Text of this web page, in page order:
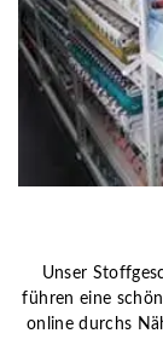
Unser
führen eine
online durchs